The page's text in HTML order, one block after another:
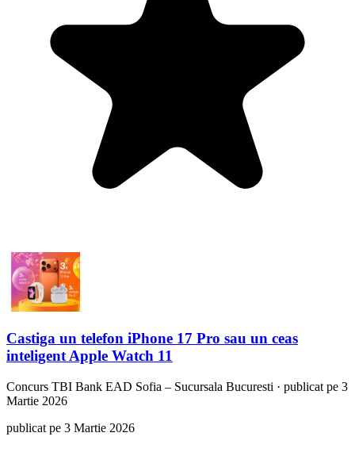
Castiga un telefon iPhone 17 Pro sau un ceas
inteligent Apple Watch 11
Concurs TBI Bank EAD Sofia – Sucursala Bucuresti · publicat pe 3
Martie 2026
publicat pe 3 Martie 2026